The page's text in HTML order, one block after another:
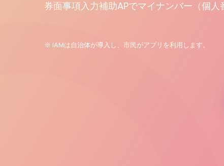
券面事項入力補助APでマイナンバー（個
※ IAMは自治体が導入し、市民がアプリを利用します。